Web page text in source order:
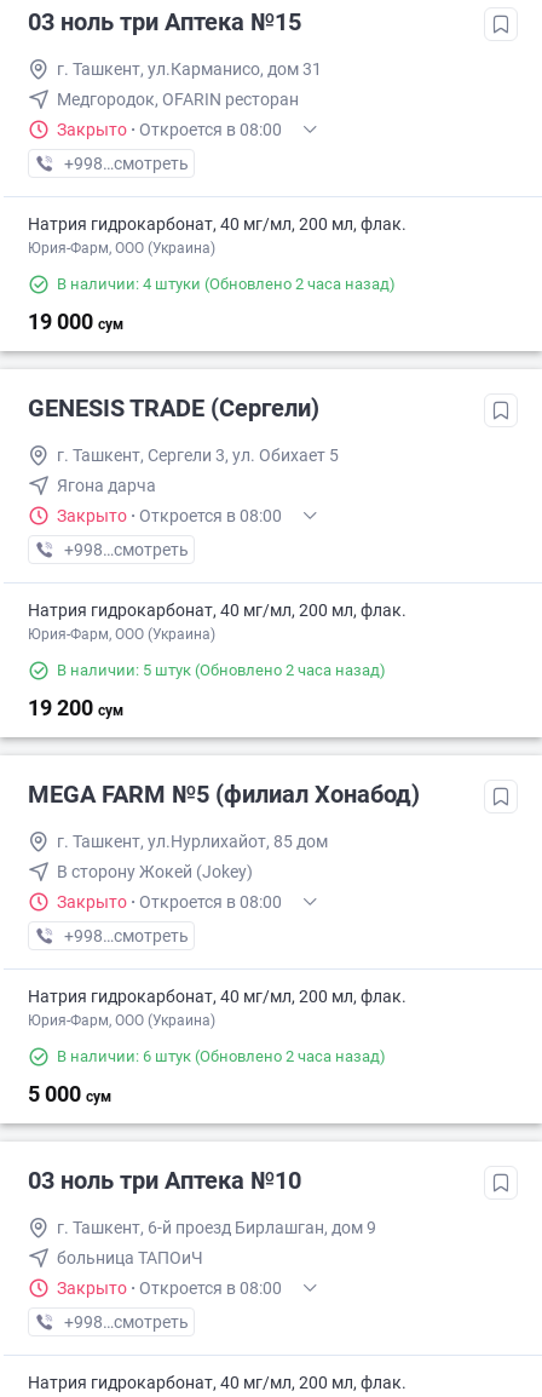
03 ноль три Аптека №15
г. Ташкент, ул.Карманисо, дом 31
Медгородок, OFARIN ресторан
Закрыто · Откроется в 08:00
+998 (77) XXX-XX-XX
смотреть
Натрия гидрокарбонат, 40 мг/мл, 200 мл, флак.
Юрия-Фарм, ООО (Украина)
В наличии: 4 штуки (Обновлено 2 часа назад)
19 000 сум
GENESIS TRADE (Сергели)
г. Ташкент, Сергели 3, ул. Обихает 5
Ягона дарча
Закрыто · Откроется в 08:00
+998 (95) XXX-XX-XX
смотреть
Натрия гидрокарбонат, 40 мг/мл, 200 мл, флак.
Юрия-Фарм, ООО (Украина)
В наличии: 5 штук (Обновлено 2 часа назад)
19 200 сум
MEGA FARM №5 (филиал Хонабод)
г. Ташкент, ул.Нурлихайот, 85 дом
В сторону Жокей (Jokey)
Закрыто · Откроется в 08:00
+998 (55) XXX-XX-XX
смотреть
Натрия гидрокарбонат, 40 мг/мл, 200 мл, флак.
Юрия-Фарм, ООО (Украина)
В наличии: 6 штук (Обновлено 2 часа назад)
5 000 сум
03 ноль три Аптека №10
г. Ташкент, 6-й проезд Бирлашган, дом 9
больница ТАПОиЧ
Закрыто · Откроется в 08:00
+998 (99) XXX-XX-XX
смотреть
Натрия гидрокарбонат, 40 мг/мл, 200 мл, флак.